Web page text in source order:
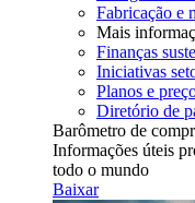
Fabricação e
Mais
Finanças
Iniciativas
Planos e
Diretório de
Barômetro de
Informações úteis
todo o mundo
Baixar